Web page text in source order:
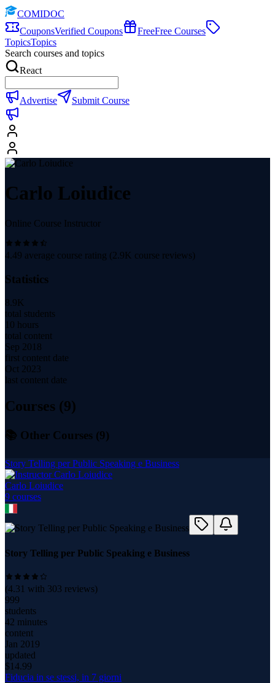
COMIDOC
CouponsVerified Coupons FreeFree Courses
TopicsTopics
Search courses and topics
React
Advertise Submit Course
Carlo Loiudice
Online Course Instructor
4.49 average course rating (2.9K course reviews)
Statistics
8.9K
total students
10 hours
total content
Sep 2018
first content date
Oct 2023
last content date
Courses (9)
📚 Other Courses (9)
Story Telling per Public Speaking e Business
Carlo Loiudice
9 courses
Story Telling per Public Speaking e Business
(4.31 with 303 reviews)
999
students
42 minutes
content
Jan 2019
updated
$14.99
Fiducia in se stessi, in 7 giorni